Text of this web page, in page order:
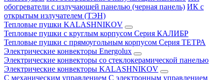
обогреватели с излучающей панелью (черная панель) ИК с
открытым излучателем (ТЭН)
Тепловые пушки KALASHNIKOV
Тепловые пушки с круглым корпусом Серия КАЛИБР
Тепловые пушки с прямоугольным корпусом Серия ТЕТРА
Электрические конвекторы Energolux
Электрические конвекторы со стеклокерамической панелью
Электрические конвекторы KALASHNIKOV
С механическим управлением С электронным управлением